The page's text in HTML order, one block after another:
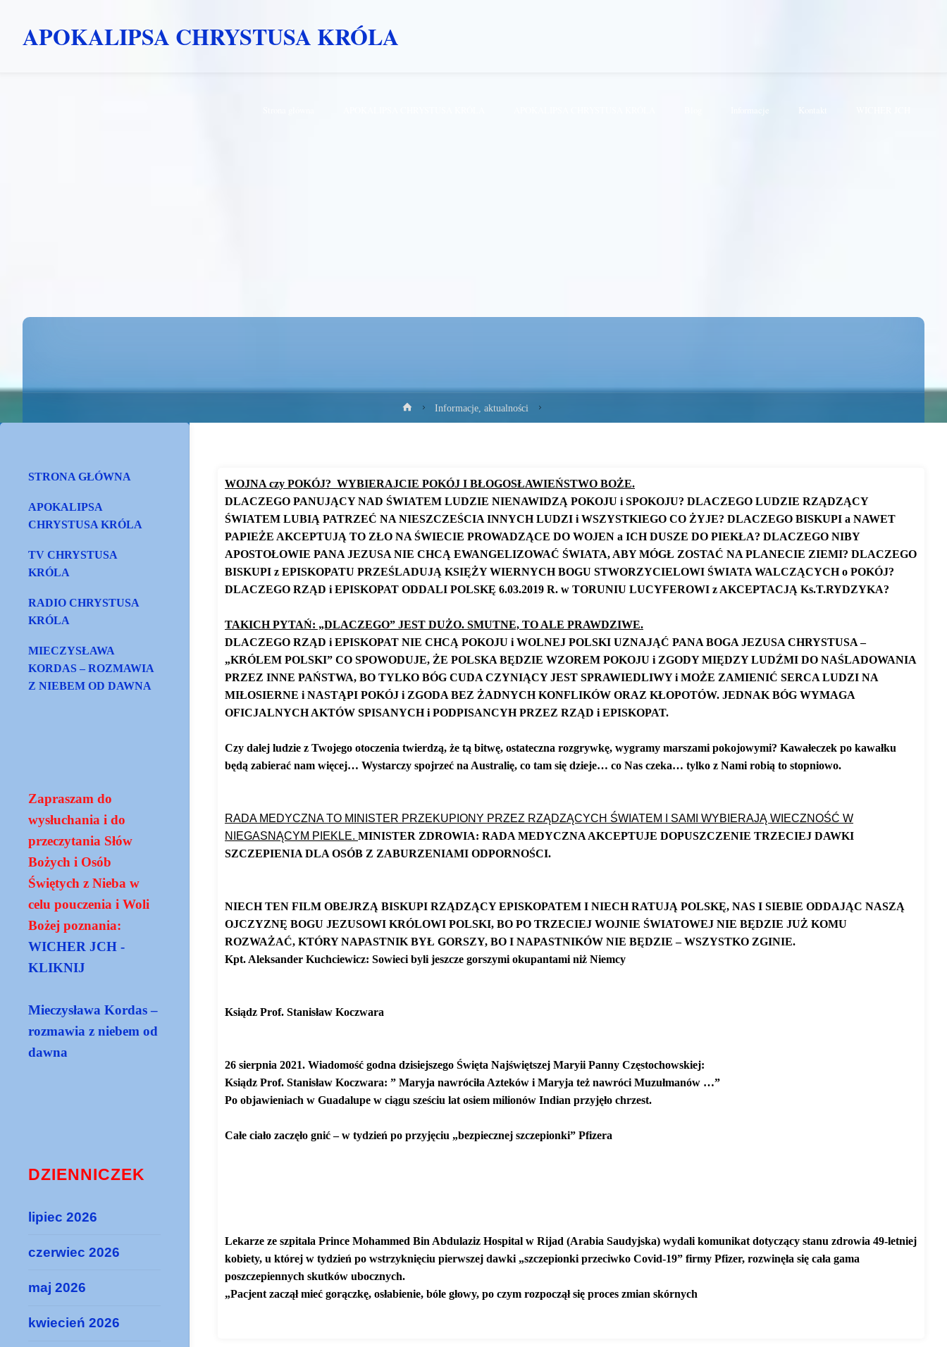
APOKALIPSA CHRYSTUSA KRÓLA
Informacje
Strona
główna
Informacje, aktualności
WOJNA czy POKÓJ? WYBIERAJCIE POKÓJ I BŁOGOSŁAWIEŃSTWO BOŻE.
DLACZEGO PANUJĄCY NAD ŚWIATEM LUDZIE NIENAWIDZĄ POKOJU i SPOKOJU?DLACZEGO LUDZIE RZĄDZĄCY
ŚWIATEM LUBIĄ PATRZEĆ NA NIESZCZEŚCIA INNYCH LUDZI i WSZYSTKIEGO CO ŻYJE?DLACZEGO BISKUPI a NAWET
PAPIEŻE AKCEPTUJĄ TO ZŁO NA ŚWIECIE PROWADZĄCE DO WOJEN a ICH DUSZE DO PIEKŁA?DLACZEGO NIBY
APOSTOŁOWIE PANA JEZUSA NIE CHCĄ EWANGELIZOWAĆ ŚWIATA, ABY MÓGŁ ZOSTAĆ NA PLANECIE ZIEMI?DLACZEGO
BISKUPI z EPISKOPATU PRZEŚLADUJĄ KSIĘŻY WIERNYCH BOGU STWORZYCIELOWI ŚWIATA WALCZĄCYCH o POKÓJ?
DLACZEGO RZĄD i EPISKOPAT ODDALI POLSKĘ 6.03.2019 R. w TORUNIU LUCYFEROWI z AKCEPTACJĄ Ks.T.RYDZYKA?
TAKICH PYTAŃ: „DLACZEGO” JEST DUŻO. SMUTNE, TO ALE PRAWDZIWE.
DLACZEGO RZĄD i EPISKOPAT NIE CHCĄ POKOJU i WOLNEJ POLSKI UZNAJĄĆ PANA BOGA JEZUSA CHRYSTUSA –
„KRÓLEM POLSKI” CO SPOWODUJE, ŻE POLSKA BĘDZIE WZOREM POKOJU i ZGODY MIĘDZY LUDŹMI DO NAŚLADOWANIA
PRZEZ INNE PAŃSTWA, BO TYLKO BÓG CUDA CZYNIĄCY JEST SPRAWIEDLIWY i MOŻE ZAMIENIĆ SERCA LUDZI NA
MIŁOSIERNE i NASTĄPI POKÓJ i ZGODA BEZ ŻADNYCH KONFLIKÓW ORAZ KŁOPOTÓW. JEDNAK BÓG WYMAGA
OFICJALNYCH AKTÓW SPISANYCH i PODPISANCYH PRZEZ RZĄD i EPISKOPAT.
Czy dalej ludzie z Twojego otoczenia twierdzą, że tą bitwę, ostateczna rozgrywkę, wygramy marszami pokojowymi? Kawałeczek po kawałku
będą zabierać nam więcej… Wystarczy spojrzeć na Australię, co tam się dzieje… co Nas czeka… tylko z Nami robią to stopniowo.
RADA MEDYCZNA TO MINISTER PRZEKUPIONY PRZEZ RZĄDZĄCYCH ŚWIATEM I SAMI WYBIERAJĄ WIECZNOŚĆ W
NIEGASNĄCYM PIEKLE.MINISTER ZDROWIA: RADA MEDYCZNA AKCEPTUJE DOPUSZCZENIE TRZECIEJ DAWKI
SZCZEPIENIA DLA OSÓB Z ZABURZENIAMI ODPORNOŚCI.
NIECH TEN FILM OBEJRZĄ BISKUPI RZĄDZĄCY EPISKOPATEM I NIECH RATUJĄ POLSKĘ, NAS I SIEBIE ODDAJĄC NASZĄ
OJCZYZNĘ BOGU JEZUSOWI KRÓLOWI POLSKI, BO PO TRZECIEJ WOJNIE ŚWIATOWEJ NIE BĘDZIE JUŻ KOMU
ROZWAŻAĆ, KTÓRY NAPASTNIK BYŁ GORSZY, BO I NAPASTNIKÓW NIE BĘDZIE – WSZYSTKO ZGINIE.
Kpt. Aleksander Kuchciewicz: Sowieci byli jeszcze gorszymi okupantami niż Niemcy
Ksiądz Prof. Stanisław Koczwara
26 sierpnia 2021. Wiadomość godna dzisiejszego Święta Najświętszej Maryii Panny Częstochowskiej:
Ksiądz Prof. Stanisław Koczwara: ” Maryja nawróciła Azteków i Maryja też nawróci Muzułmanów …”
Po objawieniach w Guadalupe w ciągu sześciu lat osiem milionów Indian przyjęło chrzest.
Całe ciało zaczęło gnić – w tydzień po przyjęciu „bezpiecznej szczepionki” Pfizera
Lekarze ze szpitala Prince Mohammed Bin Abdulaziz Hospital w Rijad (Arabia Saudyjska) wydali komunikat dotyczący stanu zdrowia 49-letniej
kobiety, u której w tydzień po wstrzyknięciu pierwszej dawki „szczepionki przeciwko Covid-19” firmy Pfizer, rozwinęła się cała gama
poszczepiennych skutków ubocznych.
„Pacjent zaczął mieć gorączkę, osłabienie, bóle głowy, po czym rozpoczął się proces zmian skórnych
STRONA GŁÓWNA
APOKALIPSA
CHRYSTUSA KRÓLA
TV CHRYSTUSA
KRÓLA
RADIO CHRYSTUSA
KRÓLA
MIECZYSŁAWA
KORDAS – ROZMAWIA
Z NIEBEM OD DAWNA
Zapraszam do
wysłuchania i do
przeczytania Słów
Bożych i Osób
Świętych z Nieba w
celu pouczenia i Woli
Bożej poznania:
WICHER JCH -
KLIKNIJ
Mieczysława Kordas –
rozmawia z niebem od
dawna
DZIENNICZEK
lipiec 2026
czerwiec 2026
maj 2026
kwiecień 2026